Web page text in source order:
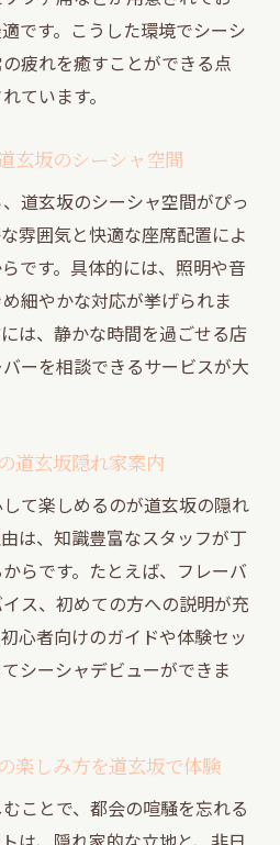
です。こうした環境でシーシ
疲れを癒すことができる点
ています。
玄坂のシーシャ空間
道玄坂のシーシャ空間がぴっ
雰囲気と快適な座席配置によ
です。具体的には、照明や音
細やかな対応が挙げられま
は、静かな時間を過ごせる店
ーを相談できるサービスが大
道玄坂隠れ家案内
て楽しめるのが道玄坂の隠れ
は、知識豊富なスタッフが丁
らです。たとえば、フレーバ
ス、初めての方への説明が充
心者向けのガイドや体験セッ
シーシャデビューができま
楽しみ方を道玄坂で体験
ことで、都会の喧騒を忘れる